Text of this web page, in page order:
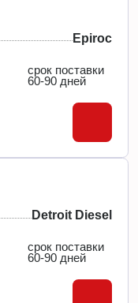
Epiroc
срок поставки
60-90 дней
Detroit Diesel
срок поставки
60-90 дней